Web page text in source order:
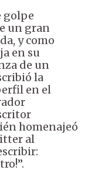
golpe
un gran
y como
en su
de un
la
en el
homenajeó
al